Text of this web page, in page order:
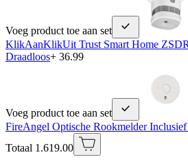
Voeg product toe aan set
KlikAanKlikUit Trust Smart Home
Draadloos+ 36.99
Voeg product toe aan set
FireAngel Optische Rookmelder
Totaal 1.619.00